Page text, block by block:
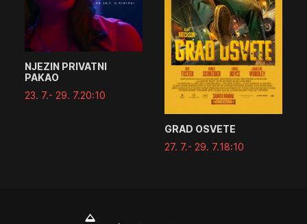
NJEZIN PRIVATNI
PAKAO
23. 7.- 29. 7.20:10
GRAD OSVETE
27. 7.- 29. 7.18:10